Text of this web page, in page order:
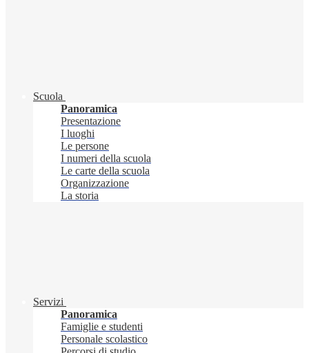
Scuola
Panoramica
Presentazione
I luoghi
Le persone
I numeri della scuola
Le carte della scuola
Organizzazione
La storia
Servizi
Panoramica
Famiglie e studenti
Personale scolastico